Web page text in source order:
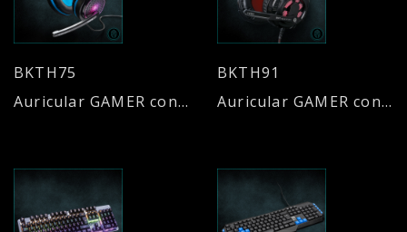
BKTH75
Auricular GAMER con micrófono
BKTH91
Auricular GAMER con micrófono